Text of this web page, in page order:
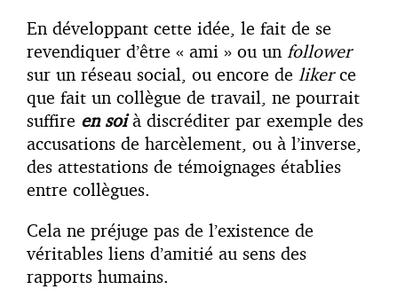
En développant cette idée, le fait de se
revendiquer d’être « ami » ou un follower
sur un réseau social, ou encore de likerce
que fait un collègue de travail, ne pourrait
suffire en soià discréditer par exemple des
accusations de harcèlement, ou à l’inverse,
des attestations de témoignages établies
entre collègues.
Cela ne préjuge pas de l’existence de
véritables liens d’amitié au sens des
rapports humains.